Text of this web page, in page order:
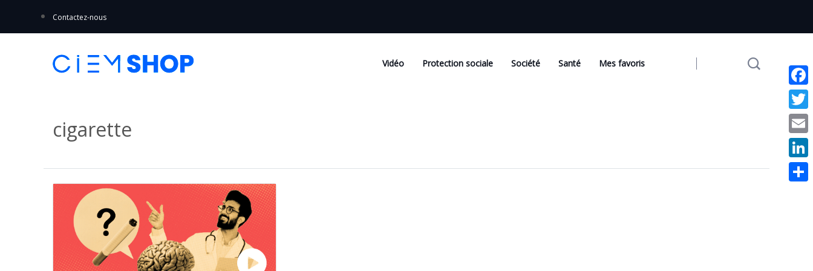
Contactez-nous
Vidéo Protection sociale Société Santé Mes favoris
cigarette